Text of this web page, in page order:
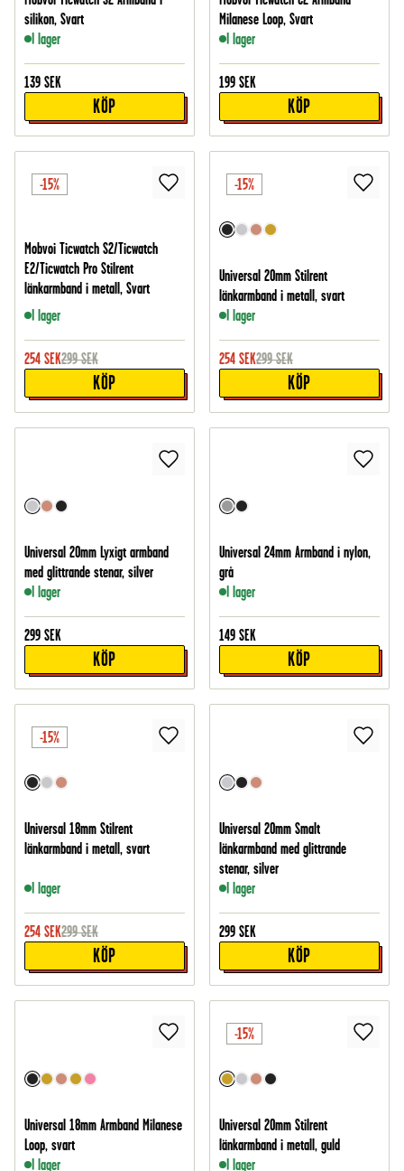
silikon, Svart
I lager
139 SEK
KÖP
Milanese Loop, Svart
I lager
199 SEK
KÖP
-15%
Mobvoi Ticwatch S2/Ticwatch
E2/Ticwatch Pro Stilrent
länkarmband i metall, Svart
I lager
254 SEK299 SEK
KÖP
-15%
Universal 20mm Stilrent
länkarmband i metall, svart
I lager
254 SEK299 SEK
KÖP
Universal 20mm Lyxigt armband
med glittrande stenar, silver
I lager
299 SEK
KÖP
Universal 24mm Armband i nylon,
grå
I lager
149 SEK
KÖP
-15%
Universal 18mm Stilrent
länkarmband i metall, svart
I lager
254 SEK299 SEK
KÖP
Universal 20mm Smalt
länkarmband med glittrande
stenar, silver
I lager
299 SEK
KÖP
Universal 18mm Armband Milanese
Loop, svart
I lager
-15%
Universal 20mm Stilrent
länkarmband i metall, guld
I lager